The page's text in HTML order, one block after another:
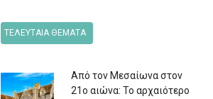
ΤΕΛΕΥΤΑΙΑ ΘΕΜΑΤΑ
Από τον Μεσαίωνα στον
21ο αιώνα: Το αρχαιότερο